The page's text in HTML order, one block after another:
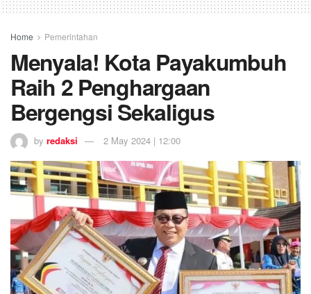
Home Pemerintahan
Menyala! Kota Payakumbuh
Raih 2 Penghargaan
Bergengsi Sekaligus
by redaksi 2 May 2024 | 12:00